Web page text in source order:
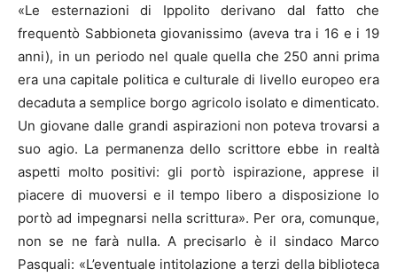
«Le esternazioni di Ippolito derivano dal fatto che
frequentò Sabbioneta giovanissimo (aveva tra i 16 e i 19
anni), in un periodo nel quale quella che 250 anni prima
era una capitale politica e culturale di livello europeo era
decaduta a semplice borgo agricolo isolato e dimenticato.
Un giovane dalle grandi aspirazioni non poteva trovarsi a
suo agio. La permanenza dello scrittore ebbe in realtà
aspetti molto positivi: gli portò ispirazione, apprese il
piacere di muoversi e il tempo libero a disposizione lo
portò ad impegnarsi nella scrittura». Per ora, comunque,
non se ne farà nulla. A precisarlo è il sindaco Marco
Pasquali: «L’eventuale intitolazione a terzi della biblioteca